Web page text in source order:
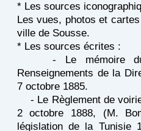
* Les sources
Les vues, photos et
ville de Sousse.
* Les sources écrites :
- Le mémoire du
Renseignements de la
7 octobre 1885.
- Le Règlement de
2 octobre 1888, (M.
législation de la Tunisie